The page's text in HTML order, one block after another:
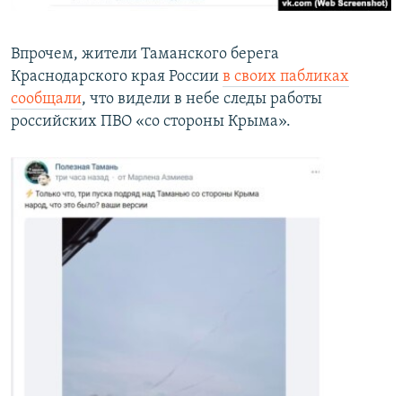
Впрочем, жители Таманского берега
Краснодарского края России в своих пабликах
сообщали, что видели в небе следы работы
российских ПВО «со стороны Крыма».